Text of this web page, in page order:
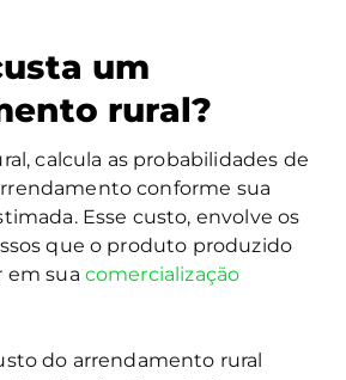
um
rural?
calcula as probabilidades de
conforme sua
Esse custo, envolve os
que o produto produzido
em sua comercialização
do arrendamento rural